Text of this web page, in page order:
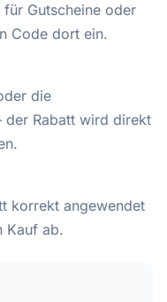
Gutscheine oder
Code dort ein.
die
der Rabatt wird direkt
korrekt angewendet
Kauf ab.